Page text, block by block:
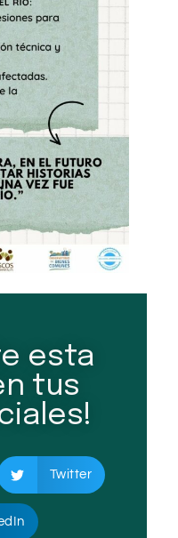
esta
tus
Twitter